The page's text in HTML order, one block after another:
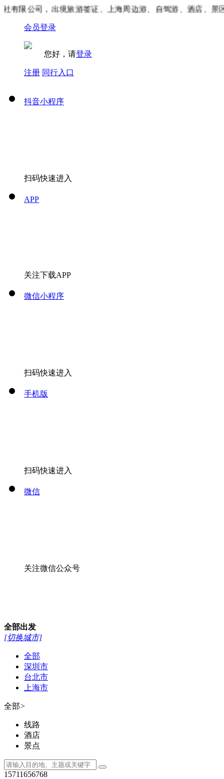
限公司，出境旅游签证、上海周边游、自驾游、酒店、景区
会员登录
您好，请登录
注册 同行入口
抖音小程序
扫码快速进入
APP
关注下载APP
微信小程序
扫码快速进入
手机版
扫码快速进入
微信
关注微信公众号
全部出发
[切换城市]
全部
深圳市
台北市
上海市
全部>
线路
酒店
景点
15711656768